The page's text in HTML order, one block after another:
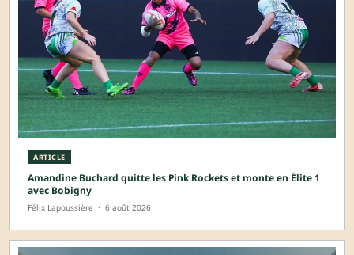
ARTICLE
Amandine Buchard quitte les Pink Rockets et monte en Élite 1
avec Bobigny
Félix Lapoussière · 6 août 2026